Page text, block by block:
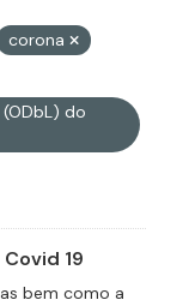
corona
do
19
bem como a